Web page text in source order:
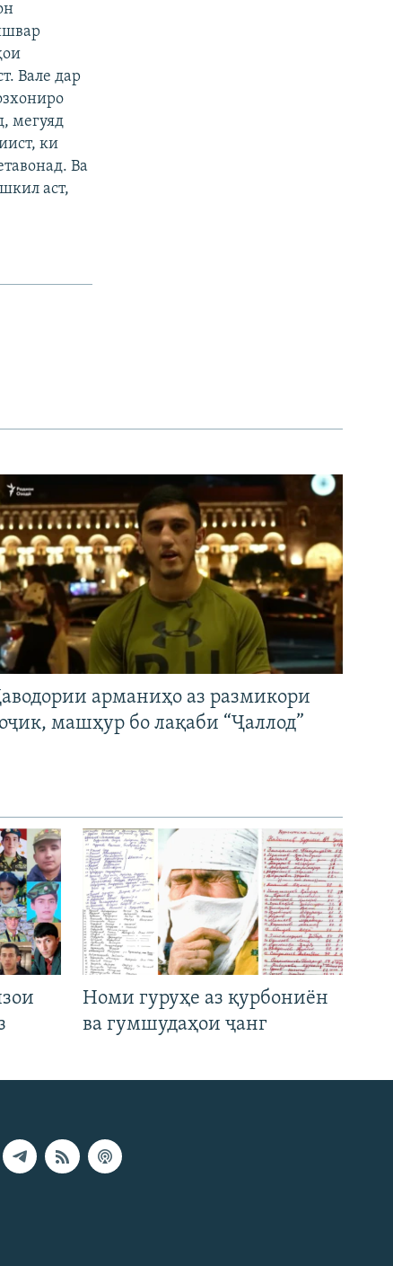
Вале дар
мегуяд
ки
Ва
аст,
арманиҳо аз размикори
машҳур бо лақаби “Ҷаллод”
Номи гуруҳе аз қурбониён
ва гумшудаҳои ҷанг